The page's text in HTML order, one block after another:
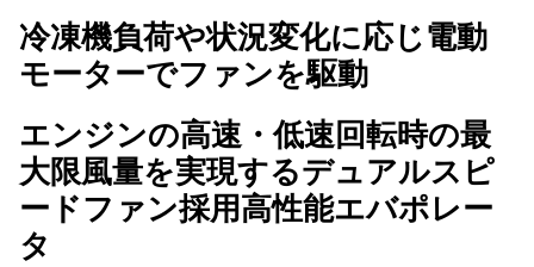
冷凍機負荷や状況変化に応じ電動
モーターでファンを駆動
エンジンの高速・低速回転時の最
大限風量を実現するデュアルスピ
ードファン採用高性能エバポレー
タ